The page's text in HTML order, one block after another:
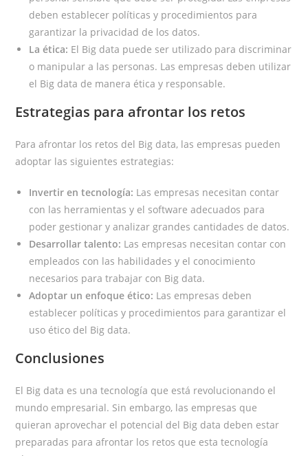
deben establecer políticas y procedimientos para
garantizar la privacidad de los datos.
La ética: El Big data puede ser utilizado para discriminar
o manipular a las personas. Las empresas deben utilizar
el Big data de manera ética y responsable.
Estrategias para afrontar los retos
Para afrontar los retos del Big data, las empresas pueden
adoptar las siguientes estrategias:
Invertir en tecnología: Las empresas necesitan contar
con las herramientas y el software adecuados para
poder gestionar y analizar grandes cantidades de datos.
Desarrollar talento: Las empresas necesitan contar con
empleados con las habilidades y el conocimiento
necesarios para trabajar con Big data.
Adoptar un enfoque ético: Las empresas deben
establecer políticas y procedimientos para garantizar el
uso ético del Big data.
Conclusiones
El Big data es una tecnología que está revolucionando el
mundo empresarial. Sin embargo, las empresas que
quieran aprovechar el potencial del Big data deben estar
preparadas para afrontar los retos que esta tecnología